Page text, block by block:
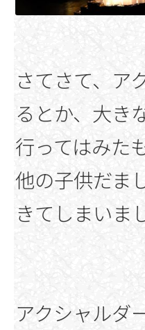
さてさて、ア
るとか、大き
行ってはみた
他の子供だま
きてしまいま
アクシャルダ